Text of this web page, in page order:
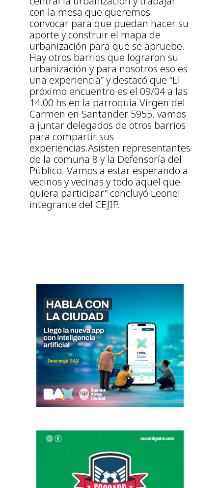
con la mesa que queremos
convocar para que puedan hacer su
aporte y construir el mapa de
urbanización para que se apruebe.
Hay otros barrios que lograron su
urbanización y para nosotros eso es
una experiencia” y destacó que “El
próximo encuentro es el 09/04 a las
14.00 hs en la parroquia Virgen del
Carmen en Santander 5955, vamos
a juntar delegados de otros barrios
para compartir sus
experiencias.Asisten representantes
de la comuna 8 y la Defensoría del
Público. Vamos a estar esperando a
vecinos y vecinas y todo aquel que
quiera participar” concluyó Leonel
integrante del CEJIP.